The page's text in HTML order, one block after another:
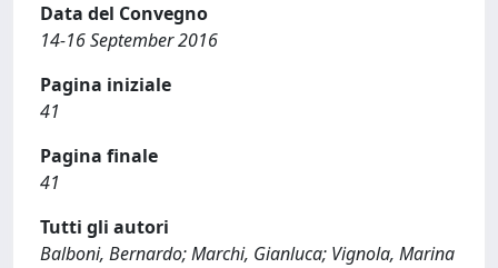
Data del Convegno
14-16 September 2016
Pagina iniziale
41
Pagina finale
41
Tutti gli autori
Balboni, Bernardo; Marchi, Gianluca; Vignola, Marina